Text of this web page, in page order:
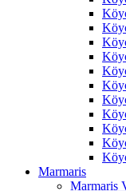
Marmaris
Marmaris